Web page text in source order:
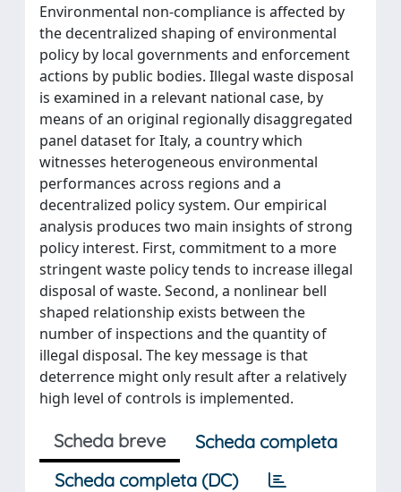
Environmental non-compliance is affected by
the decentralized shaping of environmental
policy by local governments and enforcement
actions by public bodies. Illegal waste disposal
is examined in a relevant national case, by
means of an original regionally disaggregated
panel dataset for Italy, a country which
witnesses heterogeneous environmental
performances across regions and a
decentralized policy system. Our empirical
analysis produces two main insights of strong
policy interest. First, commitment to a more
stringent waste policy tends to increase illegal
disposal of waste. Second, a nonlinear bell
shaped relationship exists between the
number of inspections and the quantity of
illegal disposal. The key message is that
deterrence might only result after a relatively
high level of controls is implemented.
Scheda breve
Scheda completa
Scheda completa (DC)